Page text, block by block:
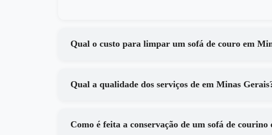
Qual o custo para limpar um sofá de couro em
Qual a qualidade dos serviços de em Minas
Como é feita a conservação de um sofá de courino